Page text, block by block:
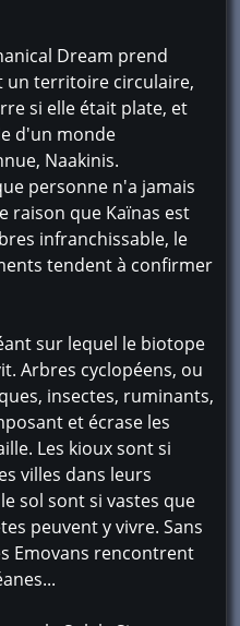
Dream prend
un territoire circulaire,
si elle était plate, et
d'un monde
Naakinis.
personne n'a jamais
raison que Kaïnas est
infranchissable, le
tendent à confirmer
sur lequel le biotope
Arbres cyclopéens, ou
insectes, ruminants,
et écrase les
Les kioux sont si
villes dans leurs
sol sont si vastes que
peuvent y vivre. Sans
Emovans rencontrent